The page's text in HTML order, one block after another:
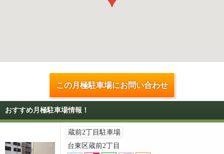
この月極駐車場にお問い合わせ
おすすめ月極駐車場情報！
蔵前2丁目駐車場
台東区蔵前2丁目